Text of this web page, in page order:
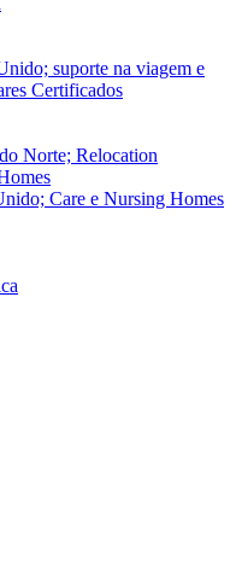
suporte na viagem e
Certificados
Norte; Relocation
Care e Nursing Homes